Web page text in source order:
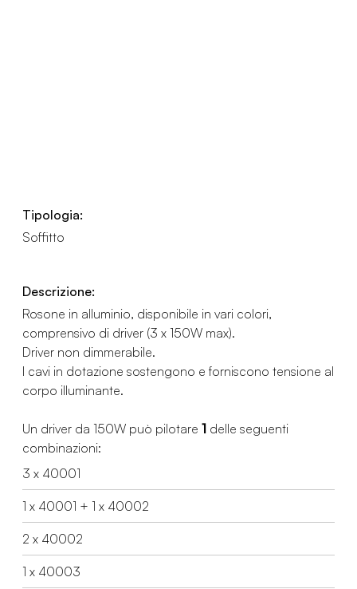
Tipologia:
Soffitto
Descrizione:
Rosone in alluminio, disponibile in vari colori,
comprensivo di driver (3 x 150W max).
Driver non dimmerabile.
I cavi in dotazione sostengono e forniscono tensione al
corpo illuminante.
Un driver da 150W può pilotare 1 delle seguenti
combinazioni:
3 x 40001
1 x 40001 + 1 x 40002
2 x 40002
1 x 40003